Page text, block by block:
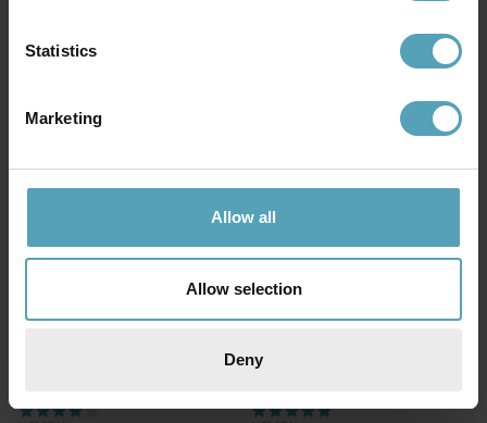
Statistics
Marketing
Allow all
Allow selection
Deny
PRISMATCH